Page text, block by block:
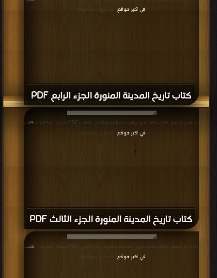
كتاب تاريخ المدينة المنورة الجزء الرابع PDF
في اكبر موقع
| التحميل : مرة/مرات
كتاب تاريخ المدينة المنورة الجزء الثالث PDF
قراءة و تحميل كتاب كتاب تاريخ المدينة المنورة الجزء الثالث PDF مجانا | مكتبة >
كتب
في اكبر موقع
| التحميل : مرة/مرات
قراءة و تحميل كتاب كتاب تاريخ المدينة المنورة الجزء الثاني PDF مجانا | مكتبة >
كتب
في اكبر موقع
| التحميل : مرة/مرات